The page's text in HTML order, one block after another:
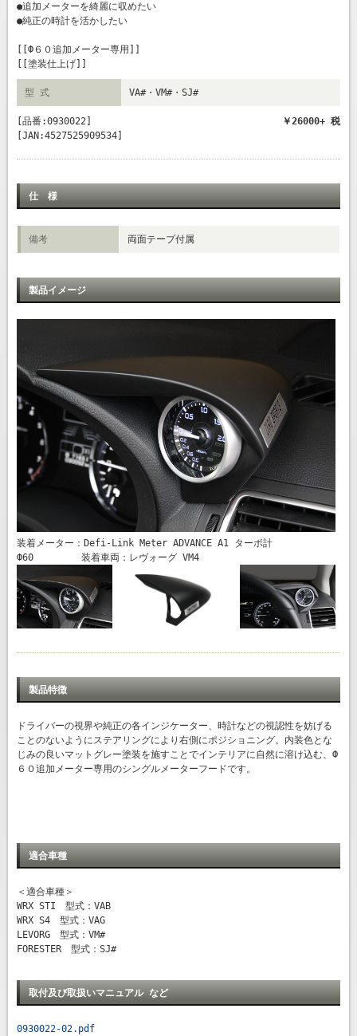
●追加メーターを綺麗に収めたい
●純正の時計を活かしたい
[[Ф６０追加メーター専用]]
[[塗装仕上げ]]
型 式 VA#・VM#・SJ#
[品番:0930022]
￥26000+ 税
[JAN:4527525909534]
仕 様
備考 両面テープ付属
製品イメージ
装着メーター：Defi-Link Meter ADVANCE A1 ターボ計
Ф60 装着車両：レヴォーグ VM4
製品特徴
ドライバーの視界や純正の各インジケーター、時計などの視認性を妨げる
ことのないようにステアリングにより右側にポジショニング。内装色とな
じみの良いマットグレー塗装を施すことでインテリアに自然に溶け込む、Ф
６０追加メーター専用のシングルメーターフードです。
適合車種
＜適合車種＞
WRX STI 型式：VAB
WRX S4 型式：VAG
LEVORG 型式：VM#
FORESTER 型式：SJ#
取付及び取扱いマニュアル など
0930022-02.pdf